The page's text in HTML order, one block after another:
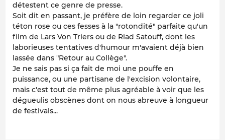
détestent ce genre de presse.
Soit dit en passant, je préfère de loin regarder ce joli
téton rose ou ces fesses à la "rotondité" parfaite qu'un
film de Lars Von Triers ou de Riad Satouff, dont les
laborieuses tentatives d'humour m'avaient déjà bien
lassée dans "Retour au Collège".
Je ne sais pas si ça fait de moi une pouffe en
puissance, ou une partisane de l'excision volontaire,
mais c'est tout de même plus agréable à voir que les
dégueulis obscènes dont on nous abreuve à longueur
de festivals...